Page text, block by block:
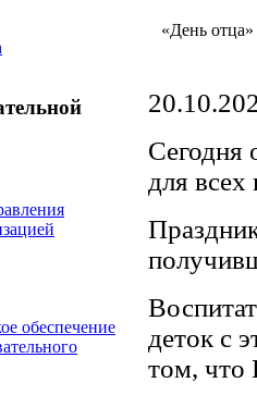
обеспечение
«День отца»
Сегодня
для
деток с
том, что